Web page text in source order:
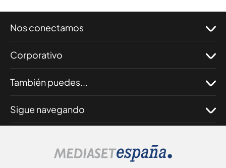
Nos conectamos
Corporativo
También puedes...
Sigue navegando